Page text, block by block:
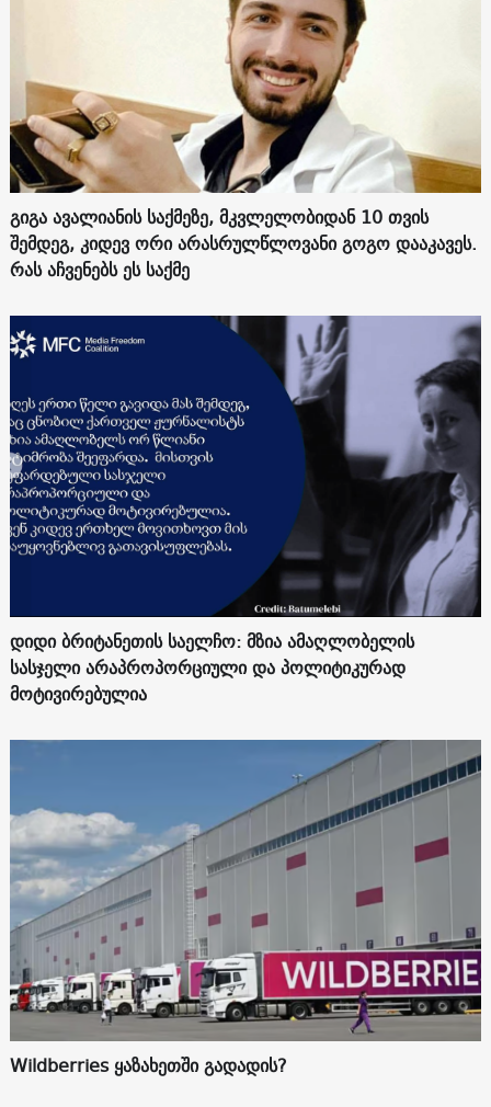
გიგა ავალიანის საქმეზე, მკვლელობიდან 10 თვის
შემდეგ, კიდევ ორი არასრულწლოვანი გოგო დააკავეს.
რას აჩვენებს ეს საქმე
დიდი ბრიტანეთის საელჩო: მზია ამაღლობელის
სასჯელი არაპროპორციული და პოლიტიკურად
მოტივირებულია
Wildberries ყაზახეთში გადადის?